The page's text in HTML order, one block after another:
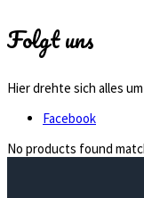
Folgt uns
Hier drehte sich alles
Facebook
No products found